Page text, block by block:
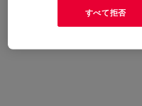
すべて拒否